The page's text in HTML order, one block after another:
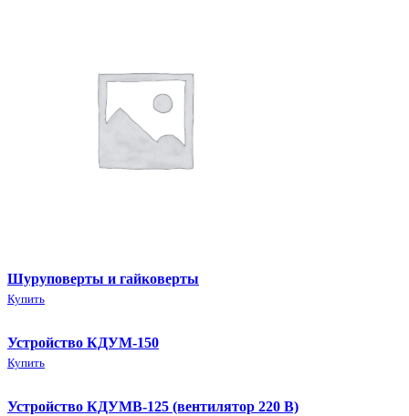
Шуруповерты и гайковерты
Купить
Устройство КДУМ-150
Купить
Устройство КДУМВ-125 (вентилятор 220 В)